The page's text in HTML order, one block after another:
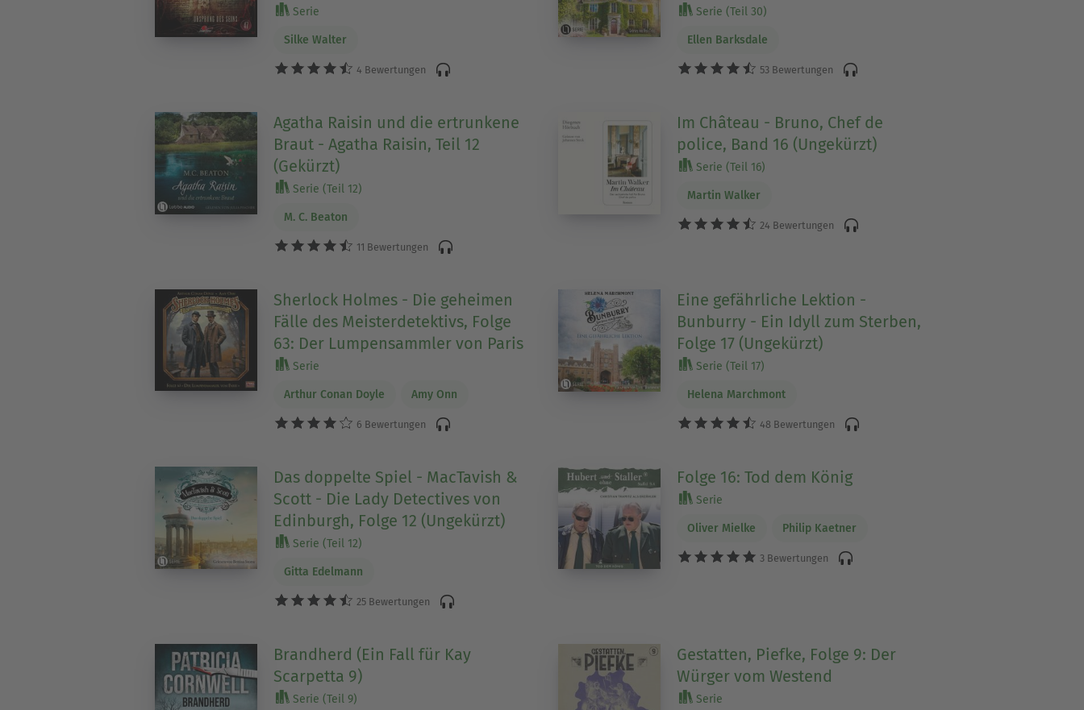
Serie
Silke Walter
4 Bewertungen
Serie (Teil 30)
Ellen Barksdale
53 Bewertungen
Agatha Raisin und die ertrunkene
Braut - Agatha Raisin, Teil 12
(Gekürzt)
Serie (Teil 12)
M. C. Beaton
11 Bewertungen
Im Château - Bruno, Chef de
police, Band 16 (Ungekürzt)
Serie (Teil 16)
Martin Walker
24 Bewertungen
Sherlock Holmes - Die geheimen
Fälle des Meisterdetektivs, Folge
63: Der Lumpensammler von Paris
Serie
Arthur Conan Doyle Amy Onn
6 Bewertungen
Eine gefährliche Lektion -
Bunburry - Ein Idyll zum Sterben,
Folge 17 (Ungekürzt)
Serie (Teil 17)
Helena Marchmont
48 Bewertungen
Das doppelte Spiel - MacTavish &
Scott - Die Lady Detectives von
Edinburgh, Folge 12 (Ungekürzt)
Serie (Teil 12)
Gitta Edelmann
25 Bewertungen
Folge 16: Tod dem König
Serie
Oliver Mielke Philip Kaetner
3 Bewertungen
Brandherd (Ein Fall für Kay
Scarpetta 9)
Serie (Teil 9)
Gestatten, Piefke, Folge 9: Der
Würger vom Westend
Serie